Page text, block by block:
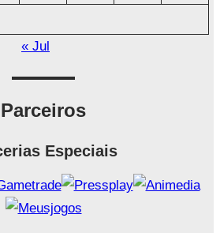
« Jul
Parceiros
Especiais